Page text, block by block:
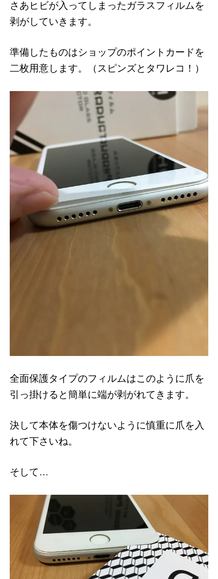
さあヒビが入ってしまったガラスフィルムを
剥がしていきます。
準備したものはショップのポイントカードを
二枚用意します。（スピンズとタワレコ！）
全面保護タイプのフィルムはこのように爪を
引っ掛けると簡単に端が剥がれてきます。
決して本体を傷つけないように慎重に爪を入
れて下さいね。
そして…